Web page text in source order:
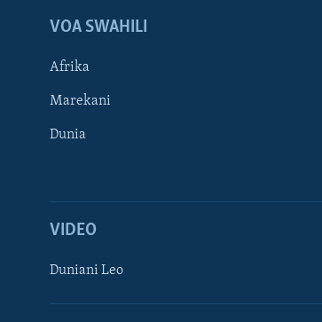
VOA SWAHILI
Afrika
Marekani
Dunia
VIDEO
Duniani Leo